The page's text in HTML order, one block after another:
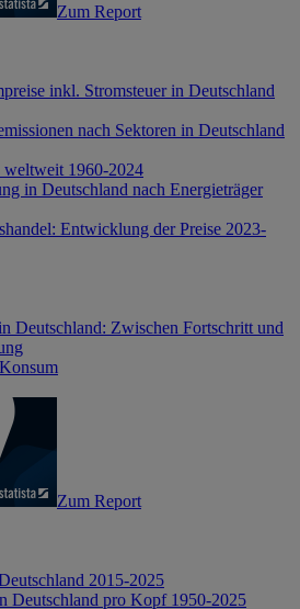
Zum Report
inkl. Stromsteuer in Deutschland
nach Sektoren in Deutschland
weltweit 1960-2024
in Deutschland nach Energieträger
Entwicklung der Preise 2023-
Deutschland: Zwischen Fortschritt und
Zum Report
2015-2025
Deutschland pro Kopf 1950-2025